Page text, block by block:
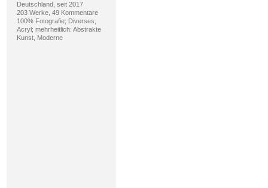
Deutschland, seit 2017
203 Werke, 49 Kommentare
100% Fotografie; Diverses,
Acryl; mehrheitlich: Abstrakte
Kunst, Moderne